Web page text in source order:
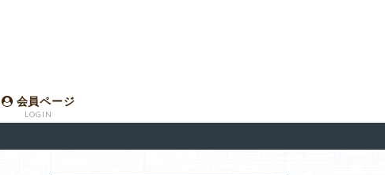
LOGIN
会員ページ